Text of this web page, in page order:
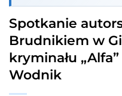
Spotkanie
Brudnikiem w
kryminału
Wodnik